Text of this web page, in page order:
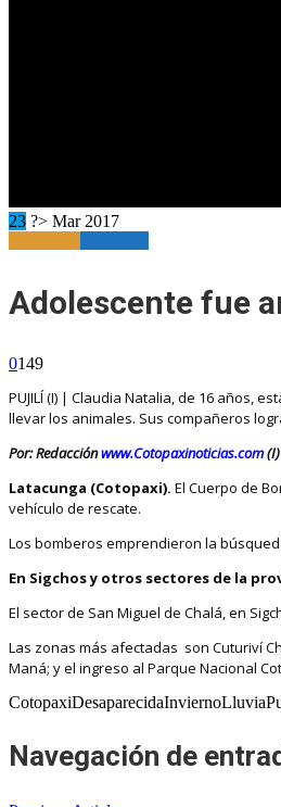
23 ?> Mar 2017
Adolescente fue
0149
PUJILÍ (I) | Claudia Natalia, de 16 años,
llevar los animales. Sus compañeros
Por: Redacciónwww.Cotopaxinoticias.com(I)
Latacunga (Cotopaxi). El Cuerpo de
vehículo de rescate.
Los bomberos emprendieron la
En Sigchos y otros sectores de la
El sector de San Miguel de Chalá, en
Las zonas más afectadas son Cuturiví
Maná; y el ingreso al Parque Nacional
Navegación de